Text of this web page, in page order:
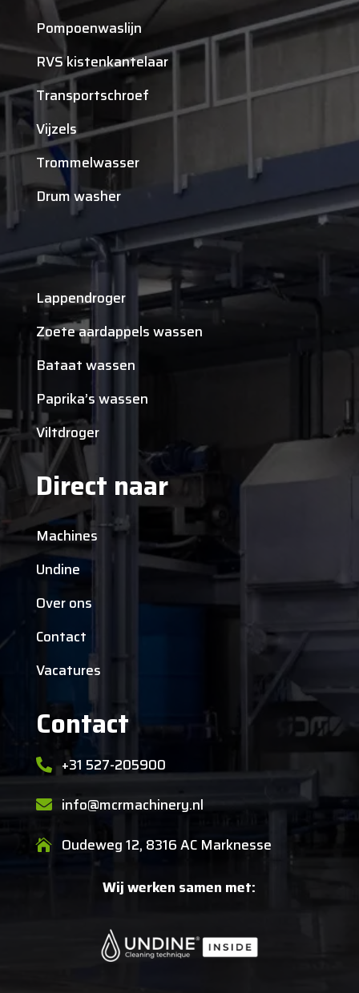
Pompoenwaslijn
RVS kistenkantelaar
Transportschroef
Vijzels
Trommelwasser
Drum washer
Lappendroger
Zoete aardappels wassen
Bataat wassen
Paprika’s wassen
Viltdroger
Direct naar
Machines
Undine
Over ons
Contact
Vacatures
Contact
 +31 527-205900
 info@mcrmachinery.nl
 Oudeweg 12, 8316 AC Marknesse
Wij werken samen met: